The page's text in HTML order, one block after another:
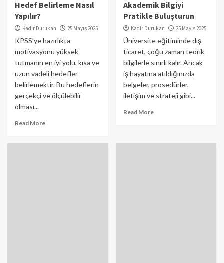
Hedef Belirleme Nasıl
Yapılır?
Kadir Durukan 25 Mayıs 2025
KPSS’ye hazırlıkta
motivasyonu yüksek
tutmanın en iyi yolu, kısa ve
uzun vadeli hedefler
belirlemektir. Bu hedeflerin
gerçekçi ve ölçülebilir
olması...
Read More
Akademik Bilgiyi
Pratikle Buluşturun
Kadir Durukan 25 Mayıs 2025
Üniversite eğitiminde dış
ticaret, çoğu zaman teorik
bilgilerle sınırlı kalır. Ancak
iş hayatına atıldığınızda
belgeler, prosedürler,
iletişim ve strateji gibi...
Read More